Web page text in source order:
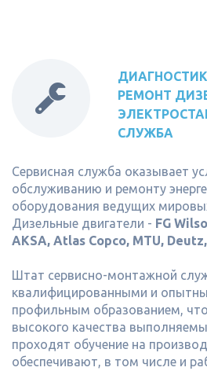
РЕМОНТ
СЛУЖБА
Сервисная служба оказывает
обслуживанию и ремонту
оборудования ведущих
Дизельные двигатели - FG
АКSA, Atlas Copco, MTU,
Штат сервисно-монтажной
квалифицированными и
профильным образованием,
высокого качества
проходят обучение на
обеспечивают, в том числе и